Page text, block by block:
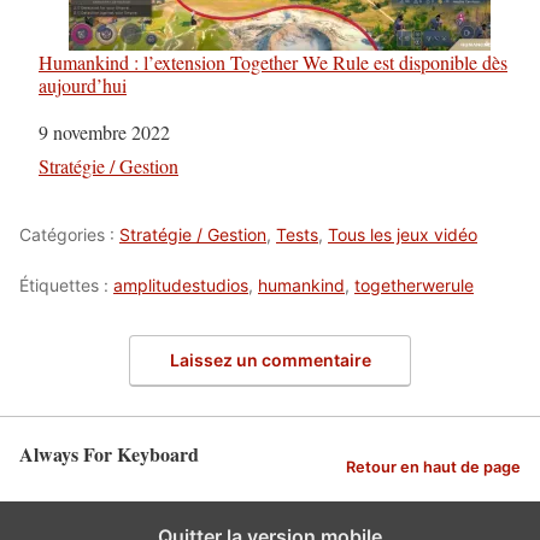
Humankind : l’extension Together We Rule est disponible dès
aujourd’hui
Date
9 novembre 2022
Par rapport à
Stratégie / Gestion
Catégories : Stratégie / Gestion, Tests, Tous les jeux vidéo
Étiquettes : amplitudestudios, humankind, togetherwerule
Laissez un commentaire
Always For Keyboard Retour en haut de page